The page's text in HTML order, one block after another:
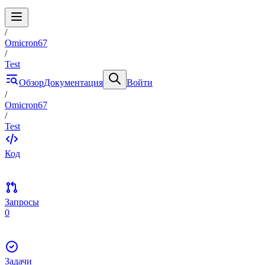
/
Omicron67
/
Test
ОбзорДокументация
Войти
/
Omicron67
/
Test
Код
Запросы
0
Задачи